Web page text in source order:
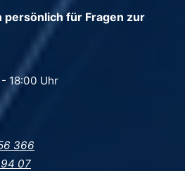
persönlich für Fragen zur
18:00 Uhr
366
07